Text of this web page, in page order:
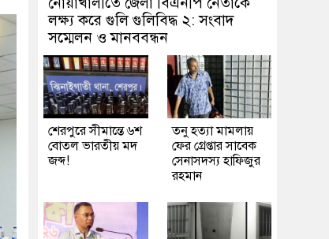
লক্ষ্য করে গুলি গুলিবিদ্ধ ২: সংবাদ
সম্মেলন ও মানববন্ধন
শেরপুরে সীমান্তে ৬শ
বোতল ভারতীয় মদ
জব্দ!
তনু হত্যা মামলায়
ফের গ্রেপ্তার সাবেক
সেনাসদস্য হাফিজুর
রহমান